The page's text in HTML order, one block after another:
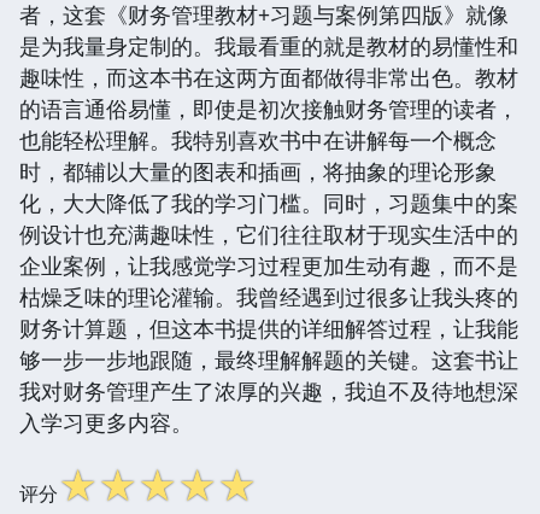
者，这套《财务管理教材+习题与案例第四版》就像
是为我量身定制的。我最看重的就是教材的易懂性和
趣味性，而这本书在这两方面都做得非常出色。教材
的语言通俗易懂，即使是初次接触财务管理的读者，
也能轻松理解。我特别喜欢书中在讲解每一个概念
时，都辅以大量的图表和插画，将抽象的理论形象
化，大大降低了我的学习门槛。同时，习题集中的案
例设计也充满趣味性，它们往往取材于现实生活中的
企业案例，让我感觉学习过程更加生动有趣，而不是
枯燥乏味的理论灌输。我曾经遇到过很多让我头疼的
财务计算题，但这本书提供的详细解答过程，让我能
够一步一步地跟随，最终理解解题的关键。这套书让
我对财务管理产生了浓厚的兴趣，我迫不及待地想深
入学习更多内容。
评分☆☆☆☆☆